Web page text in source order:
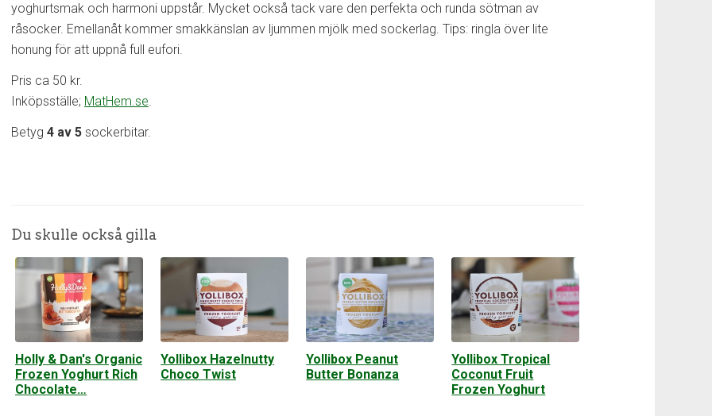
yoghurtsmak och harmoni uppstår. Mycket också tack vare den perfekta och runda sötman av
råsocker. Emellanåt kommer smakkänslan av ljummen mjölk med sockerlag. Tips: ringla över lite
honung för att uppnå full eufori.
Pris ca 50 kr.
Inköpsställe; MatHem.se.
Betyg 4 av 5 sockerbitar.
Du skulle också gilla
Holly & Dan's Organic
Frozen Yoghurt Rich
Chocolate…
Yollibox Hazelnutty
Choco Twist
Yollibox Peanut
Butter Bonanza
Yollibox Tropical
Coconut Fruit
Frozen Yoghurt